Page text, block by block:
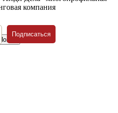
компания
Подписаться